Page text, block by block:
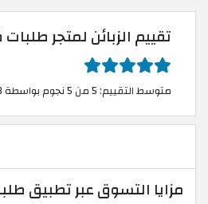
تقييم الزبائن لمتجر
متوسط التقييم: 5 من 5 نجوم بواسطة 16353 مستخدم
مزايا التسوق عبر تطبيق